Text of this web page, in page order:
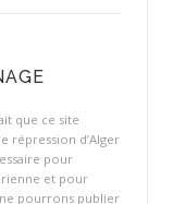
que ce site
répression d’Alger
pour
et pour
pourrons publier